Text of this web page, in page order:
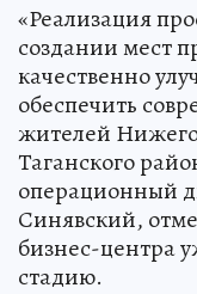
«Реализация
создании мест
качественно
обеспечить
жителей
Таганского
операционный
Синявский,
бизнес-центра
стадию.